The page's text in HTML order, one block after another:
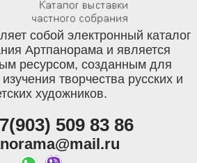
собой электронный каталог
Артпанорама и является
ресурсом, созданным для
творчества русских и
художников.
509 83 86